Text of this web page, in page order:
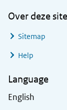
Over deze site
Sitemap
Help
Language
English